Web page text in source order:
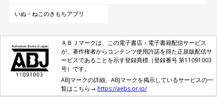
いぬ・ねこのきもちアプリ
ＡＢＪマークは、この電子書店・電子書籍配信サービス
が、著作権者からコンテンツ使用許諾を得た正規版配信サ
ービスであることを示す登録商標（登録番号 第11091003
号）です。
ABJマークの詳細、ABJマークを掲示しているサービスの一
覧はこちら→ https://aebs.or.jp/